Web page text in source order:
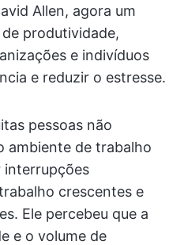
Allen, agora um
produtividade,
e indivíduos
e reduzir o estresse.
pessoas não
ambiente de trabalho
interrupções
crescentes e
Ele percebeu que a
e o volume de